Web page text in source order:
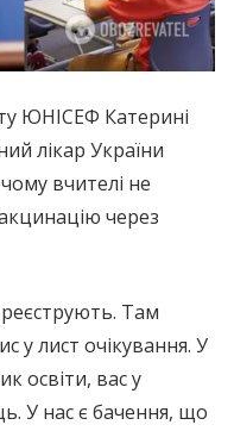
ЮНІСЕФ Катерині
лікар України
вчителі не
через
реєструють. Там
у лист очікування. У
освіти, вас у
У нас є бачення, що